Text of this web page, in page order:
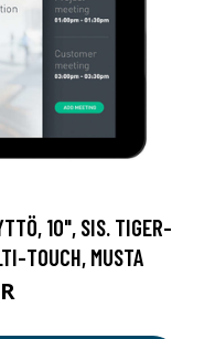
10", SIS. TIGER-
TOUCH, MUSTA